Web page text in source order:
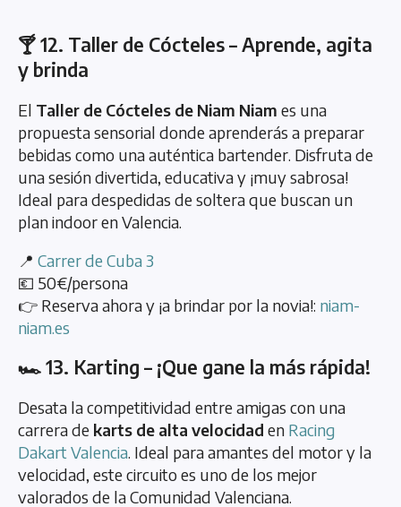
🍸 12. Taller de Cócteles – Aprende, agita
y brinda
El Taller de Cócteles de Niam Niam es una
propuesta sensorial donde aprenderás a preparar
bebidas como una auténtica bartender. Disfruta de
una sesión divertida, educativa y ¡muy sabrosa!
Ideal para despedidas de soltera que buscan un
plan indoor en Valencia.
📍 Carrer de Cuba 3
💶 50€/persona
👉 Reserva ahora y ¡a brindar por la novia!: niam-
niam.es
🏎️ 13. Karting – ¡Que gane la más rápida!
Desata la competitividad entre amigas con una
carrera de karts de alta velocidad en Racing
Dakart Valencia . Ideal para amantes del motor y la
velocidad, este circuito es uno de los mejor
valorados de la Comunidad Valenciana.